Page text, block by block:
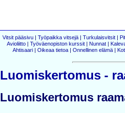
Vitsit pääsivu| Työpaikka vitsejä| Turkulaisvitsit|
Avioliitto| Työväenopiston kurssit| Nunnat|
Ahtisaari | Oikeaa tietoa | Onnellinen elämä|
Luomiskertomus -
Luomiskertomus